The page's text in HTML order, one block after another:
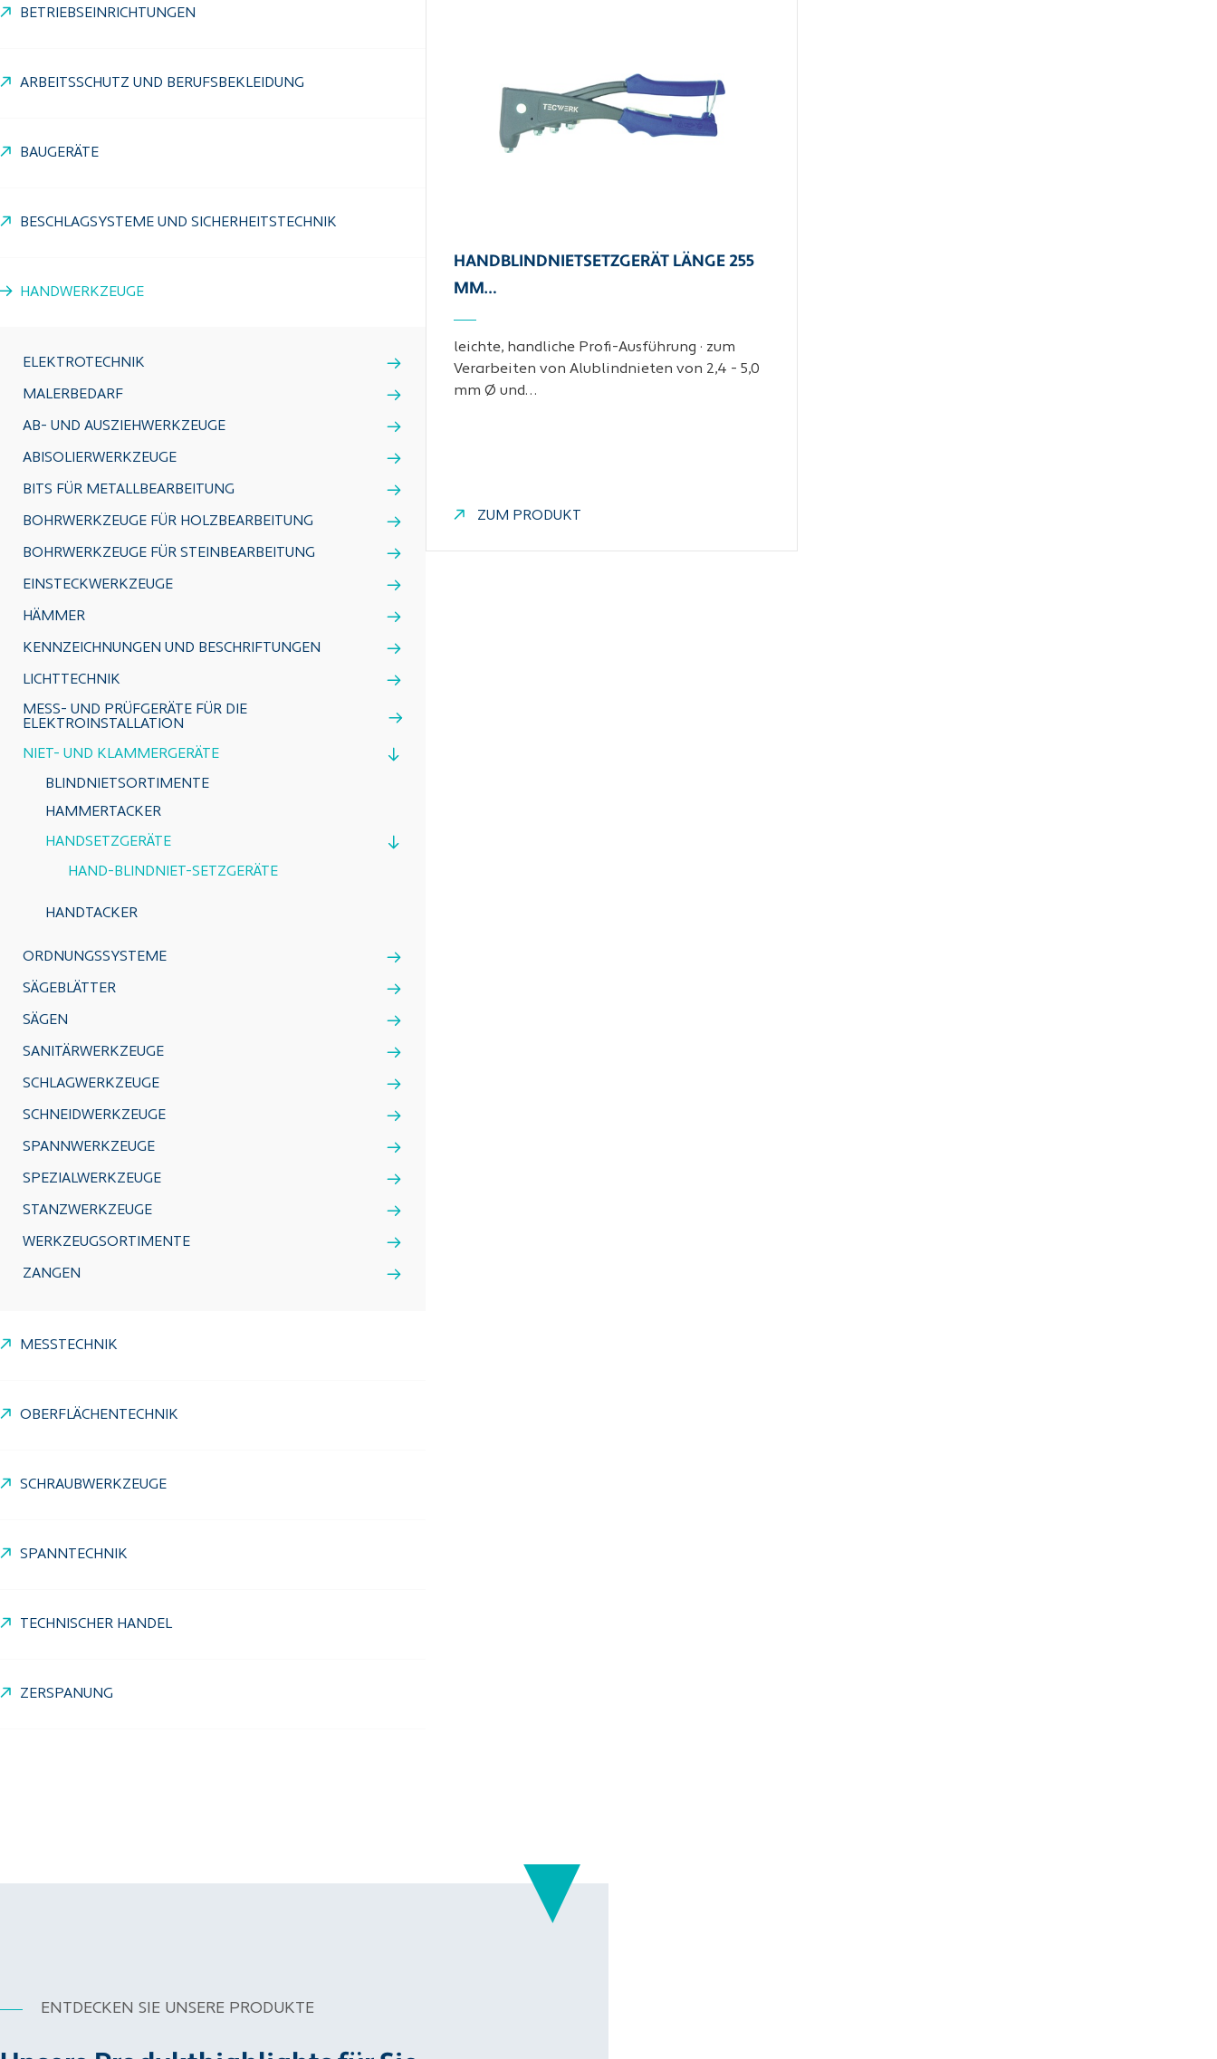
BETRIEBSEINRICHTUNGEN
ARBEITSSCHUTZ UND BERUFSBEKLEIDUNG
BAUGERÄTE
BESCHLAGSYSTEME UND SICHERHEITSTECHNIK
HANDWERKZEUGE
ELEKTROTECHNIK
MALERBEDARF
AB- UND AUSZIEHWERKZEUGE
ABISOLIERWERKZEUGE
BITS FÜR METALLBEARBEITUNG
BOHRWERKZEUGE FÜR HOLZBEARBEITUNG
BOHRWERKZEUGE FÜR STEINBEARBEITUNG
EINSTECKWERKZEUGE
HÄMMER
KENNZEICHNUNGEN UND BESCHRIFTUNGEN
LICHTTECHNIK
MESS- UND PRÜFGERÄTE FÜR DIE
ELEKTROINSTALLATION
NIET- UND KLAMMERGERÄTE
BLINDNIETSORTIMENTE
HAMMERTACKER
HANDSETZGERÄTE
HAND-BLINDNIET-SETZGERÄTE
HANDTACKER
ORDNUNGSSYSTEME
SÄGEBLÄTTER
SÄGEN
SANITÄRWERKZEUGE
SCHLAGWERKZEUGE
SCHNEIDWERKZEUGE
SPANNWERKZEUGE
SPEZIALWERKZEUGE
STANZWERKZEUGE
WERKZEUGSORTIMENTE
ZANGEN
MESSTECHNIK
OBERFLÄCHENTECHNIK
SCHRAUBWERKZEUGE
SPANNTECHNIK
TECHNISCHER HANDEL
ZERSPANUNG
HANDBLINDNIETSETZGERÄT LÄNGE 255
MM…
leichte, handliche Profi-Ausführung · zum
Verarbeiten von Alublindnieten von 2,4 - 5,0
mm Ø und…
ZUM PRODUKT
ENTDECKEN SIE UNSERE PRODUKTE